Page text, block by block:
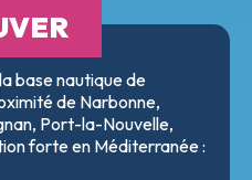
base nautique de
de Narbonne,
Port-la-Nouvelle,
forte en Méditerranée :